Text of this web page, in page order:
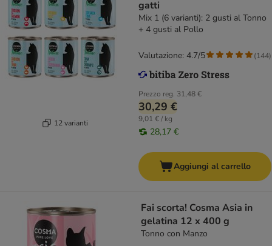
12 varianti
gatti
Mix 1 (6 varianti): 2 gusti al Tonno
+ 4 gusti al Pollo
Prezzo reg. 31,48 €
30,29 €
9,01 € / kg
28,17 €
Valutazione: 4.7/5 (144)
Aggiungi al carrello
Fai scorta! Cosma Asia in
gelatina 12 x 400 g
Tonno con Manzo